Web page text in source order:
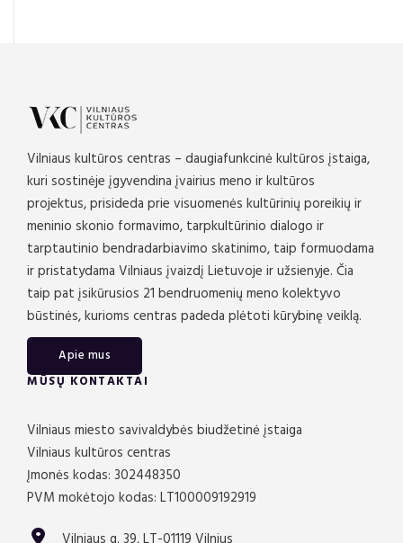
Vilniaus kultūros centras – daugiafunkcinė kultūros įstaiga,
kuri sostinėje įgyvendina įvairius meno ir kultūros
projektus, prisideda prie visuomenės kultūrinių poreikių ir
meninio skonio formavimo, tarpkultūrinio dialogo ir
tarptautinio bendradarbiavimo skatinimo, taip formuodama
ir pristatydama Vilniaus įvaizdį Lietuvoje ir užsienyje. Čia
taip pat įsikūrusios 21 bendruomenių meno kolektyvo
būstinės, kurioms centras padeda plėtoti kūrybinę veiklą.
Apie mus
MŪSŲ KONTAKTAI
Vilniaus miesto savivaldybės biudžetinė įstaiga
Vilniaus kultūros centras
Įmonės kodas: 302448350
PVM mokėtojo kodas: LT100009192919